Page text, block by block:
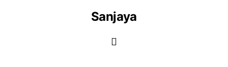
Sanjaya